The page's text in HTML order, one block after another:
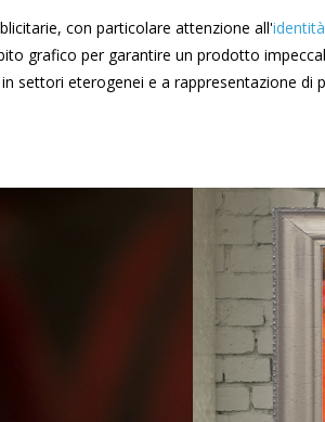
con particolare attenzione all'
grafico per garantire un prodotto
settori eterogenei e a rappresentazione di